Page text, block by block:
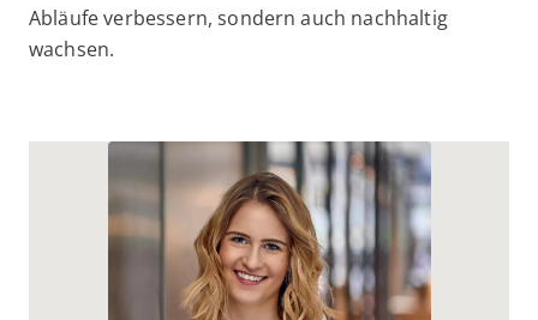
Abläufe verbessern, sondern auch nachhaltig
wachsen.